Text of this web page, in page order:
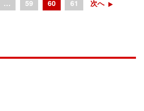
… 59 60 61 次へ